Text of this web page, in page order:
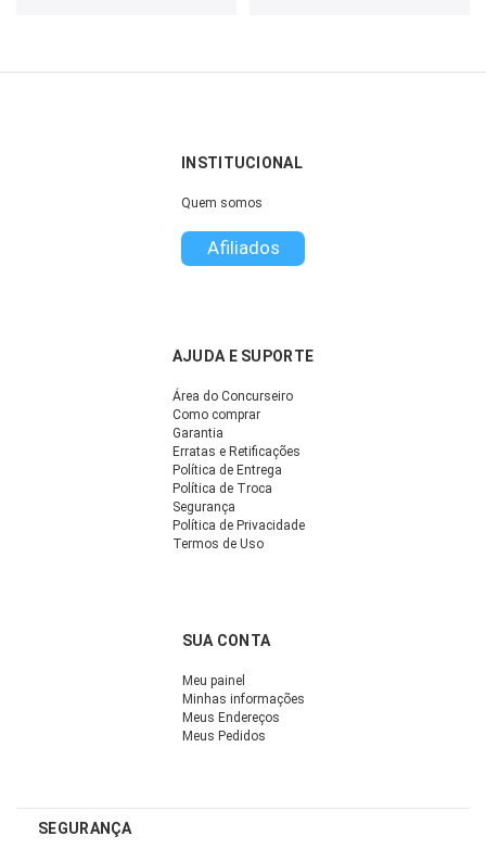
INSTITUCIONAL
Quem somos
Afiliados
AJUDA E SUPORTE
Área do Concurseiro
Como comprar
Garantia
Erratas e Retificações
Política de Entrega
Política de Troca
Segurança
Política de Privacidade
Termos de Uso
SUA CONTA
Meu painel
Minhas informações
Meus Endereços
Meus Pedidos
SEGURANÇA